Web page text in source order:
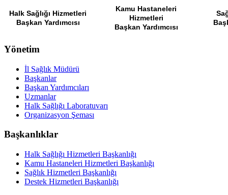
Halk Sağlığı Hizmetleri
Başkan Yardımcısı
Kamu Hastaneleri
Hizmetleri
Başkan Yardımcısı
Yönetim
İl Sağlık Müdürü
Başkanlar
Başkan Yardımcıları
Uzmanlar
Halk Sağlığı Laboratuvarı
Organizasyon Şeması
Başkanlıklar
Halk Sağlığı Hizmetleri Başkanlığı
Kamu Hastaneleri Hizmetleri Başkanlığı
Sağlık Hizmetleri Başkanlığı
Destek Hizmetleri Başkanlığı